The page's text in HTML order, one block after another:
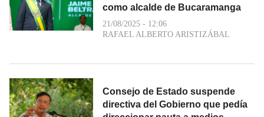
como alcalde de Bucaramanga
21/08/2025 - 12:06
RAFAEL ALBERTO ARISTIZÁBAL
Consejo de Estado suspende
directiva del Gobierno que pedía